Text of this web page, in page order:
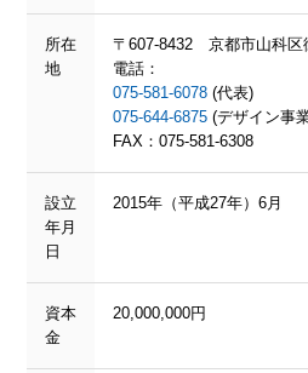
所在
地
〒607-8432 京都市山科区
電話：
075-581-6078 (代表)
075-644-6875 (デザイン事
FAX：075-581-6308
設立
年月
日
2015年（平成27年）6月
資本
金
20,000,000円